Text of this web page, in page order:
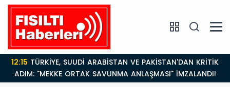
14:21BAKAN GÜRLEK’TEN TİGAD ÇALIŞTAYINDA Çarpıcı
AÇIKLAMALAR: "Pazar Günü Yeni Bir Aydınlığa